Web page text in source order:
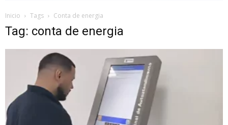
Inicio Tags Conta de energia
Tag: conta de energia